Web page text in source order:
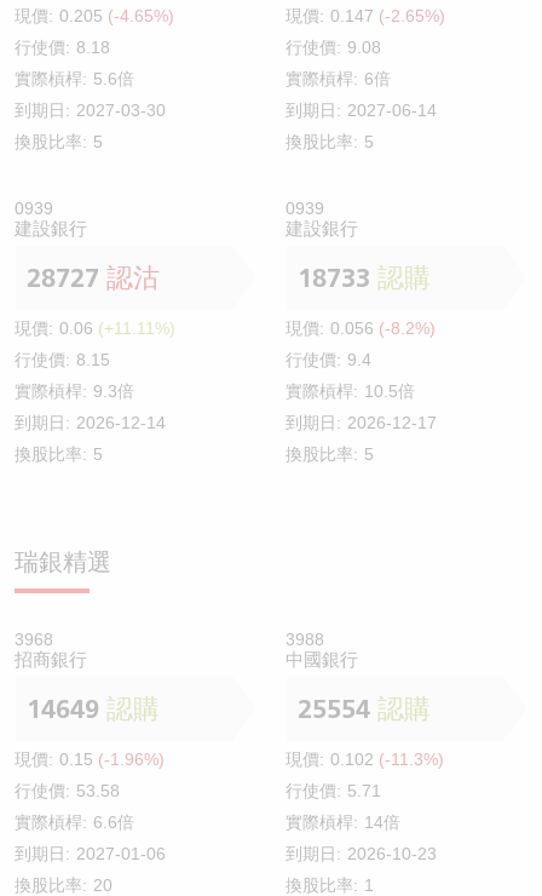
現價: 0.205 (-4.65%)
行使價: 8.18
實際槓桿: 5.6倍
到期日: 2027-03-30
換股比率: 5
現價: 0.147 (-2.65%)
行使價: 9.08
實際槓桿: 6倍
到期日: 2027-06-14
換股比率: 5
0939
建設銀行
28727 認沽
現價: 0.06 (+11.11%)
行使價: 8.15
實際槓桿: 9.3倍
到期日: 2026-12-14
換股比率: 5
0939
建設銀行
18733 認購
現價: 0.056 (-8.2%)
行使價: 9.4
實際槓桿: 10.5倍
到期日: 2026-12-17
換股比率: 5
瑞銀精選
3968
招商銀行
14649 認購
現價: 0.15 (-1.96%)
行使價: 53.58
實際槓桿: 6.6倍
到期日: 2027-01-06
換股比率: 20
3988
中國銀行
25554 認購
現價: 0.102 (-11.3%)
行使價: 5.71
實際槓桿: 14倍
到期日: 2026-10-23
換股比率: 1